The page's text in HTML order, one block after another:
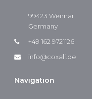
99423 Weımar
Germany
+49 162 9721126
info@coxali.de
Navıgatıon